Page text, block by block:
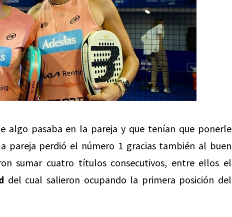
algo pasaba en la pareja y que tenían que ponerle
pareja perdió el número 1 gracias también al buen
sumar cuatro títulos consecutivos, entre ellos el
del cual salieron ocupando la primera posición del